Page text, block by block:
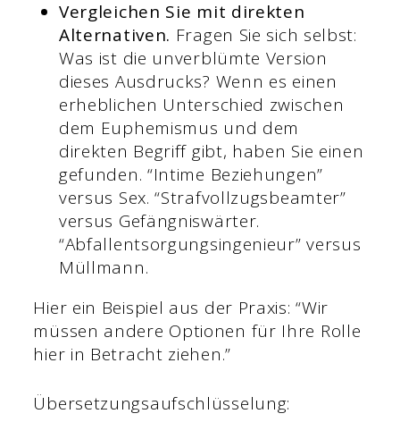
Vergleichen Sie mit direkten
Alternativen. Fragen Sie sich selbst:
Was ist die unverblümte Version
dieses Ausdrucks? Wenn es einen
erheblichen Unterschied zwischen
dem Euphemismus und dem
direkten Begriff gibt, haben Sie einen
gefunden. “Intime Beziehungen”
versus Sex. “Strafvollzugsbeamter”
versus Gefängniswärter.
“Abfallentsorgungsingenieur” versus
Müllmann.
Hier ein Beispiel aus der Praxis: “Wir
müssen andere Optionen für Ihre Rolle
hier in Betracht ziehen.”
Übersetzungsaufschlüsselung: